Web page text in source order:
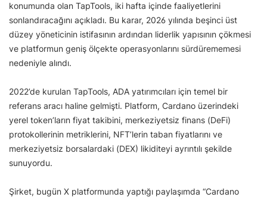
konumunda olan TapTools, iki hafta içinde faaliyetlerini
sonlandıracağını açıkladı. Bu karar, 2026 yılında beşinci üst
düzey yöneticinin istifasının ardından liderlik yapısının çökmesi
ve platformun geniş ölçekte operasyonlarını sürdürememesi
nedeniyle alındı.
2022’de kurulan TapTools, ADA yatırımcıları için temel bir
referans aracı haline gelmişti. Platform, Cardano üzerindeki
yerel token’ların fiyat takibini, merkeziyetsiz finans (DeFi)
protokollerinin metriklerini, NFT’lerin taban fiyatlarını ve
merkeziyetsiz borsalardaki (DEX) likiditeyi ayrıntılı şekilde
sunuyordu.
Şirket, bugün X platformunda yaptığı paylaşımda “Cardano